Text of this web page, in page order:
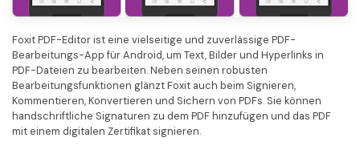
Foxit PDF-Editor ist eine vielseitige und zuverlässige PDF-
Bearbeitungs-App für Android, um Text, Bilder und Hyperlinks in
PDF-Dateien zu bearbeiten. Neben seinen robusten
Bearbeitungsfunktionen glänzt Foxit auch beim Signieren,
Kommentieren, Konvertieren und Sichern von PDFs. Sie können
handschriftliche Signaturen zu dem PDF hinzufügen und das PDF
mit einem digitalen Zertifikat signieren.